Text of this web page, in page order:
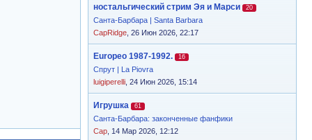
ностальгический стрим Эя и Марси
20
Санта-Барбара | Santa Barbara
CapRidge , 26 Июн 2026, 22:17
Europeo 1987-1992. 16
Спрут | La Piovra
luigiperelli , 24 Июн 2026, 15:14
Игрушка 61
Санта-Барбара: законченные фанфики
Cap , 14 Мар 2026, 12:12